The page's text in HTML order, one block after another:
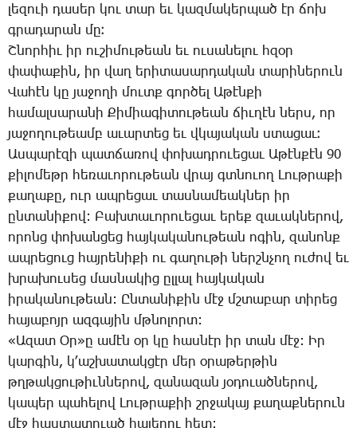
լե­զո­ւի դա­սեր կու տար եւ կազ­մա­կեր­պած էր ճոխ
գրա­դա­րան մը։
Շ­նոր­հիւ իր ու­շի­մու­թեան եւ ու­սա­նե­լու հզօր
փա­փա­քին, իր վաղ ե­րի­տա­սար­դա­կան տա­րի­նե­րուն
­Վա­հէն կը յա­ջո­ղի մուտք գոր­ծել Ա­թէն­քի
հա­մալ­սա­րա­նի ­Քի­միա­գի­տու­թեան ճիւ­ղէն ներս, որ
յա­ջո­ղու­թեամբ ա­ւար­տեց եւ վկա­յա­կան ստա­ցաւ։
Աս­պա­րէ­զի պատ­ճա­ռով փո­խադ­րո­ւե­ցաւ Ա­թէն­քէն 90
քի­լո­մեթր հե­ռա­ւո­րու­թեան վրայ գտնո­ւող ­Լութ­րա­քի
քա­ղա­քը, ուր ապ­րե­ցաւ տաս­նա­մեակ­ներ իր
ըն­տա­նի­քով: ­Բախ­տա­ւո­րո­ւե­ցաւ ե­րեք զա­ւակ­նե­րով,
ո­րոնց փո­խան­ցեց հայ­կա­կա­նու­թեան ո­գին, զա­նոնք
ապ­րե­ցուց հայ­րե­նի­քի ու գա­ղու­թի ներշն­չող ու­ժով եւ
խրա­խու­սեց մաս­նա­կից ըլ­լալ հայ­կա­կան
ի­րա­կա­նու­թեան: Ըն­տա­նի­քին մէջ մշտա­բար տի­րեց
հա­յա­բոյր ազ­գա­յին մթնո­լորտ:
«Ա­զատ Օր»ը ա­մէն օր կը հաս­նէր իր տան մէջ: Իր
կար­գին, կ­՚աշ­խա­տակ­ցէր մեր օ­րա­թեր­թին
թղթակ­ցու­թիւն­նե­րով, զա­նա­զան յօ­դո­ւած­նե­րով,
կա­պեր պա­հե­լով ­Լութ­րա­քիի շրջա­կայ քա­ղաք­նե­րուն
մէջ հաս­տա­տո­ւած հա­յե­րու հետ: